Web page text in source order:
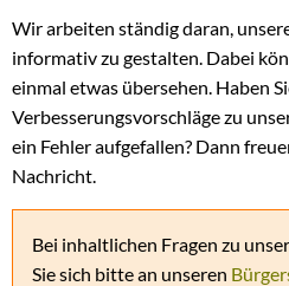
Internetseite
Wir arbeiten ständig daran,
informativ zu gestalten. Dabei
einmal etwas übersehen. Haben
Verbesserungsvorschläge zu
ein Fehler aufgefallen? Dann
Nachricht.
Bei inhaltlichen Fragen zu
Sie sich bitte an unseren